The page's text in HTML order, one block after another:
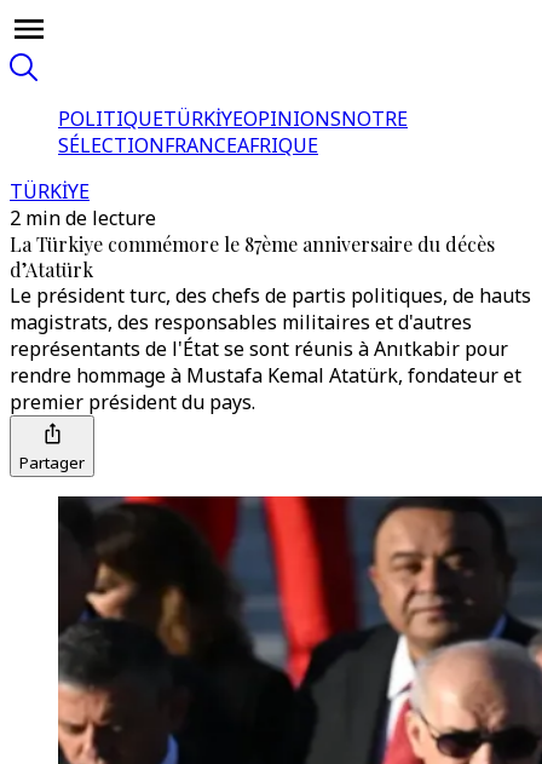
POLITIQUETÜRKİYEOPINIONSNOTRE
SÉLECTIONFRANCEAFRIQUE
TÜRKİYE
2 min de lecture
La Türkiye commémore le 87ème anniversaire du décès
d’Atatürk
Le président turc, des chefs de partis politiques, de hauts
magistrats, des responsables militaires et d'autres
représentants de l'État se sont réunis à Anıtkabir pour
rendre hommage à Mustafa Kemal Atatürk, fondateur et
premier président du pays.
Partager